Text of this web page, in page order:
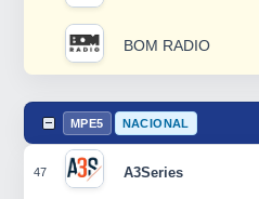
BOM RADIO
MPE5 NACIONAL
47 A3Series